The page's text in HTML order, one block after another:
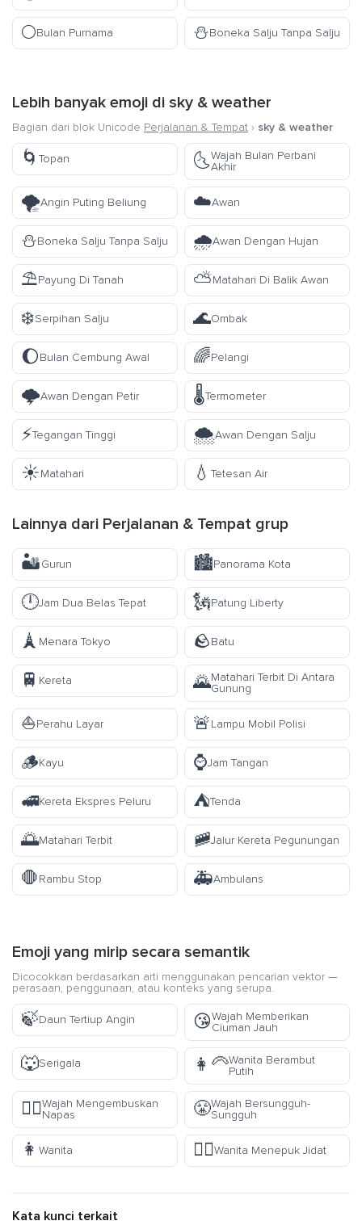
🌕Bulan Purnama ⛄Boneka Salju Tanpa Salju
Lebih banyak emoji di sky & weather
Bagian dari blok Unicode Perjalanan & Tempat › sky & weather
🌀 Topan 🌜Wajah Bulan Perbani
Akhir
🌪️Angin Puting Beliung ☁️Awan
⛄Boneka Salju Tanpa Salju 🌧️Awan Dengan Hujan
⛱️Payung Di Tanah ⛅Matahari Di Balik Awan
❄️Serpihan Salju 🌊Ombak
🌔Bulan Cembung Awal 🌈Pelangi
🌩️Awan Dengan Petir 🌡️Termometer
⚡Tegangan Tinggi 🌨️Awan Dengan Salju
☀️Matahari 💧 Tetesan Air
Lainnya dari Perjalanan & Tempat grup
🏜️Gurun 🏙️Panorama Kota
🕛Jam Dua Belas Tepat 🗽Patung Liberty
🗼 Menara Tokyo 🪨Batu
🚆 Kereta 🌄Matahari Terbit Di Antara
Gunung
⛵Perahu Layar 🚨Lampu Mobil Polisi
🪵Kayu ⌚Jam Tangan
🚅Kereta Ekspres Peluru ⛺Tenda
🌅Matahari Terbit 🚞Jalur Kereta Pegunungan
🛑Rambu Stop 🚑Ambulans
Emoji yang mirip secara semantik
Dicocokkan berdasarkan arti menggunakan pencarian vektor —
perasaan, penggunaan, atau konteks yang serupa.
🍃Daun Tertiup Angin 😘Wajah Memberikan
Ciuman Jauh
🐺Serigala 👩‍🦳Wanita Berambut
Putih
😮‍💨Wajah Mengembuskan
Napas
😤Wajah Bersungguh-
Sungguh
👩 Wanita 🤦‍♀️Wanita Menepuk Jidat
Kata kunci terkait